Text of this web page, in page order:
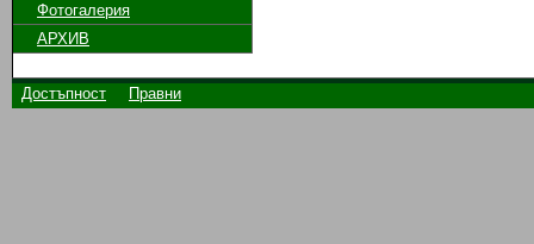
Фотогалерия
АРХИВ
Достъпност Правни